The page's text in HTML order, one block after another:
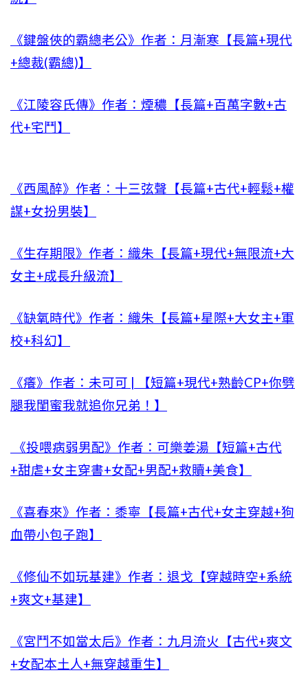
《鍵盤俠的霸總老公》作者：月漸寒【長篇+現代
+總裁(霸總)】
《江陵容氏傳》作者：煙穠【長篇+百萬字數+古
代+宅鬥】
《西風醉》作者：十三弦聲【長篇+古代+輕鬆+權
謀+女扮男裝】
《生存期限》作者：織朱【長篇+現代+無限流+大
女主+成長升級流】
《缺氧時代》作者：織朱【長篇+星際+大女主+軍
校+科幻】
《癢》作者：未可可 | 【短篇+現代+熟齡CP+你劈
腿我閨蜜我就追你兄弟！】
《投喂病弱男配》作者：可樂姜湯【短篇+古代
+甜虐+女主穿書+女配+男配+救贖+美食】
《喜春來》作者：黍寧【長篇+古代+女主穿越+狗
血帶小包子跑】
《修仙不如玩基建》作者：退戈【穿越時空+系統
+爽文+基建】
《宮鬥不如當太后》作者：九月流火【古代+爽文
+女配本土人+無穿越重生】